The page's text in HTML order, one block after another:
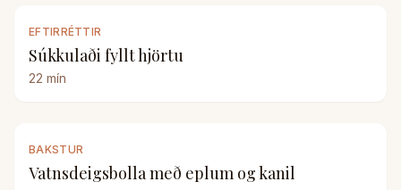
EFTIRRÉTTIR
Súkkulaði fyllt hjörtu
22 mín
BAKSTUR
Vatnsdeigsbolla með eplum og kanil